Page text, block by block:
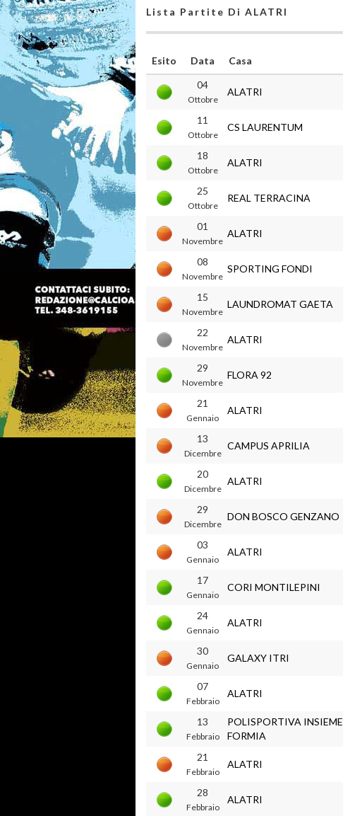
Lista Partite Di ALATRI
Esito Data Casa
04
Ottobre
ALATRI
11
Ottobre
CS LAURENTUM
18
Ottobre
ALATRI
25
Ottobre
REAL TERRACINA
01
Novembre
ALATRI
08
Novembre
SPORTING FONDI
15
Novembre
LAUNDROMAT GAETA
22
Novembre
ALATRI
29
Novembre
FLORA 92
21
Gennaio
ALATRI
13
Dicembre
CAMPUS APRILIA
20
Dicembre
ALATRI
29
Dicembre
DON BOSCO GENZANO
03
Gennaio
ALATRI
17
Gennaio
CORI MONTILEPINI
24
Gennaio
ALATRI
30
Gennaio
GALAXY ITRI
07
Febbraio
ALATRI
13
Febbraio
POLISPORTIVA INSIEME
FORMIA
21
Febbraio
ALATRI
28
Febbraio
ALATRI